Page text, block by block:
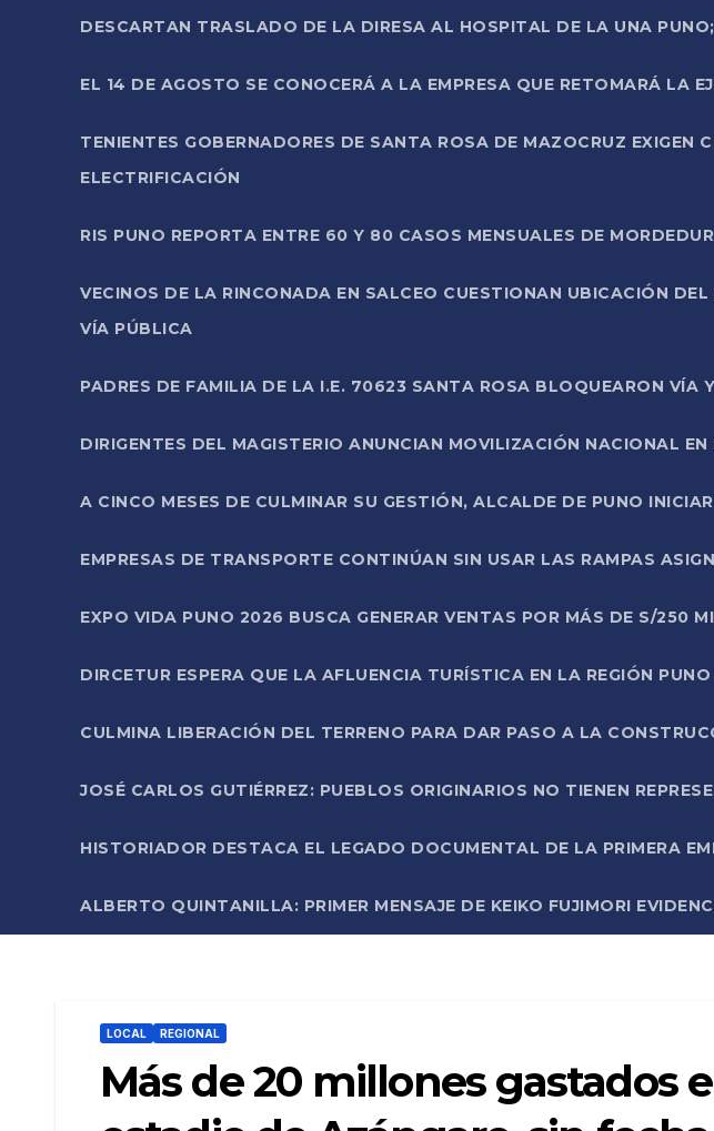
DESCARTAN TRASLADO DE LA DIRESA AL HOSPITAL DE LA UNA
EL 14 DE AGOSTO SE CONOCERÁ A LA EMPRESA QUE RETOMARÁ LA
TENIENTES GOBERNADORES DE SANTA ROSA DE MAZOCRUZ
ELECTRIFICACIÓN
RIS PUNO REPORTA ENTRE 60 Y 80 CASOS MENSUALES DE
VECINOS DE LA RINCONADA EN SALCEO CUESTIONAN UBICACIÓN
VÍA PÚBLICA
PADRES DE FAMILIA DE LA I.E. 70623 SANTA ROSA BLOQUEARON VÍA
DIRIGENTES DEL MAGISTERIO ANUNCIAN MOVILIZACIÓN NACIONAL
A CINCO MESES DE CULMINAR SU GESTIÓN, ALCALDE DE PUNO
EMPRESAS DE TRANSPORTE CONTINÚAN SIN USAR LAS RAMPAS
EXPO VIDA PUNO 2026 BUSCA GENERAR VENTAS POR MÁS DE S/250
DIRCETUR ESPERA QUE LA AFLUENCIA TURÍSTICA EN LA REGIÓN
CULMINA LIBERACIÓN DEL TERRENO PARA DAR PASO A LA
JOSÉ CARLOS GUTIÉRREZ: PUEBLOS ORIGINARIOS NO TIENEN
HISTORIADOR DESTACA EL LEGADO DOCUMENTAL DE LA PRIMERA
ALBERTO QUINTANILLA: PRIMER MENSAJE DE KEIKO FUJIMORI
LOCAL REGIONAL
Más de 20 millones gastados